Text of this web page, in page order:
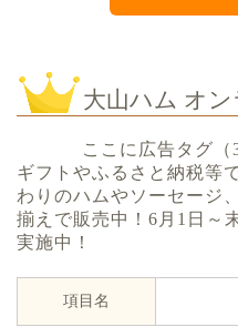
大山ハム オ
ここに広告タグ
ギフトやふるさと納税等
わりのハムやソーセージ
揃えで販売中！6月1日～
実施中！
項目名